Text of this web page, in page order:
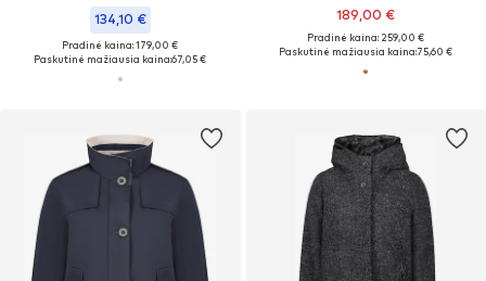
134,10 €
Pradinė kaina: 179,00 €
Paskutinė mažiausia kaina:67,05 €
189,00 €
Pradinė kaina: 259,00 €
Paskutinė mažiausia kaina:75,60 €